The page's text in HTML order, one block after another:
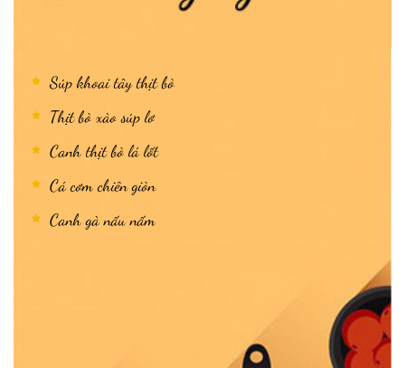
Súp khoai tây thịt bò
Thịt bò xào súp lơ
Canh thịt bò lá lốt
Cá cơm chiên giòn
Canh gà nấu nấm